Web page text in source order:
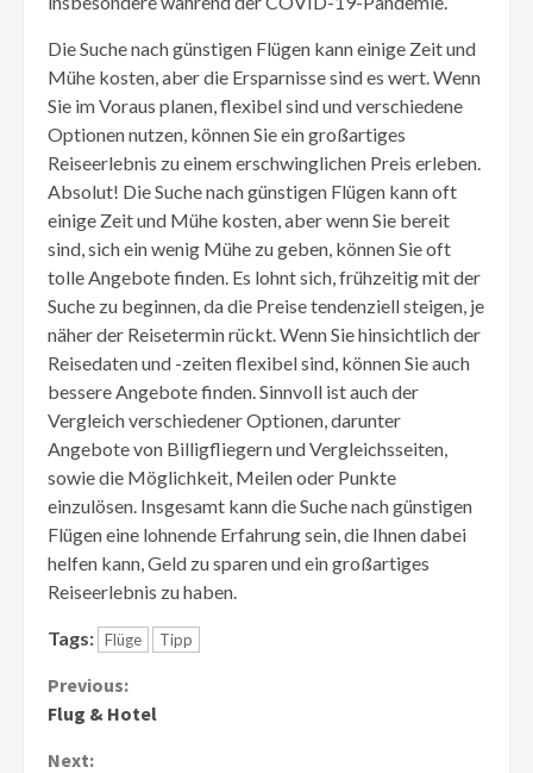
Die Suche nach günstigen Flügen kann einige Zeit und
Mühe kosten, aber die Ersparnisse sind es wert. Wenn
Sie im Voraus planen, flexibel sind und verschiedene
Optionen nutzen, können Sie ein großartiges
Reiseerlebnis zu einem erschwinglichen Preis erleben.
Absolut! Die Suche nach günstigen Flügen kann oft
einige Zeit und Mühe kosten, aber wenn Sie bereit
sind, sich ein wenig Mühe zu geben, können Sie oft
tolle Angebote finden. Es lohnt sich, frühzeitig mit der
Suche zu beginnen, da die Preise tendenziell steigen, je
näher der Reisetermin rückt. Wenn Sie hinsichtlich der
Reisedaten und -zeiten flexibel sind, können Sie auch
bessere Angebote finden. Sinnvoll ist auch der
Vergleich verschiedener Optionen, darunter
Angebote von Billigfliegern und Vergleichsseiten,
sowie die Möglichkeit, Meilen oder Punkte
einzulösen. Insgesamt kann die Suche nach günstigen
Flügen eine lohnende Erfahrung sein, die Ihnen dabei
helfen kann, Geld zu sparen und ein großartiges
Reiseerlebnis zu haben.
Tags: Flüge Tipp
Continue
Reading
Previous:
Flug & Hotel
Next: